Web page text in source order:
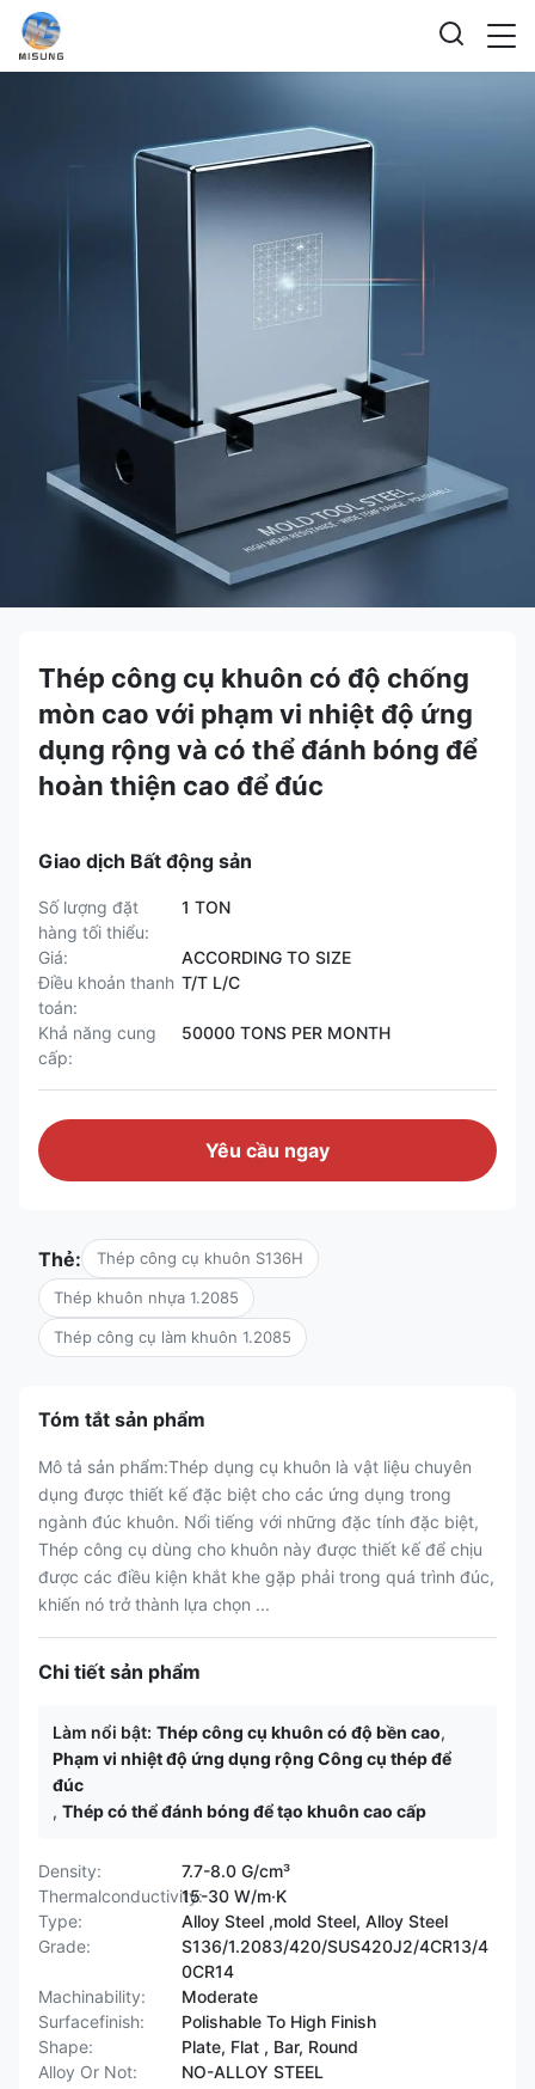
Thép công cụ khuôn có độ chống
mòn cao với phạm vi nhiệt độ ứng
dụng rộng và có thể đánh bóng để
hoàn thiện cao để đúc
Giao dịch Bất động sản
Số lượng đặt
hàng tối thiểu:
1 TON
Giá:
ACCORDING TO SIZE
Điều khoản thanh
toán:
T/T L/C
Khả năng cung
cấp:
50000 TONS PER MONTH
Yêu cầu ngay
Thẻ: Thép công cụ khuôn S136H
Thép khuôn nhựa 1.2085
Thép công cụ làm khuôn 1.2085
Tóm tắt sản phẩm
Mô tả sản phẩm:Thép dụng cụ khuôn là vật liệu chuyên
dụng được thiết kế đặc biệt cho các ứng dụng trong
ngành đúc khuôn. Nổi tiếng với những đặc tính đặc biệt,
Thép công cụ dùng cho khuôn này được thiết kế để chịu
được các điều kiện khắt khe gặp phải trong quá trình đúc,
khiến nó trở thành lựa chọn ...
Chi tiết sản phẩm
Làm nổi bật: Thép công cụ khuôn có độ bền cao,
Phạm vi nhiệt độ ứng dụng rộng Công cụ thép để
đúc
, Thép có thể đánh bóng để tạo khuôn cao cấp
Density:
7.7-8.0 G/cm³
Thermalconductivity:15-30 W/m·K
Type:
Alloy Steel ,mold Steel, Alloy Steel
Grade:
S136/1.2083/420/SUS420J2/4CR13/4
0CR14
Machinability:
Moderate
Surfacefinish:
Polishable To High Finish
Shape:
Plate, Flat , Bar, Round
Alloy Or Not:
NO-ALLOY STEEL